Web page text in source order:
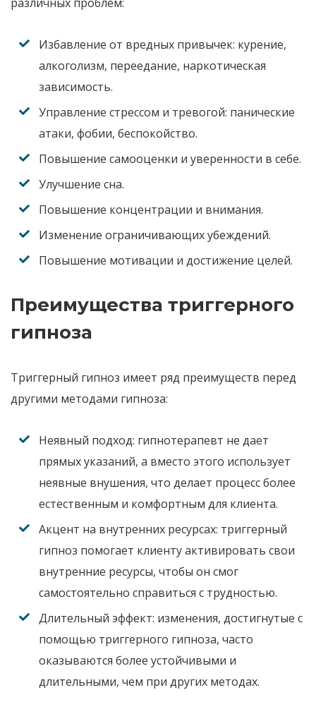
Избавление от вредных привычек: курение,
алкоголизм, переедание, наркотическая
зависимость.
Управление стрессом и тревогой: панические
атаки, фобии, беспокойство.
Повышение самооценки и уверенности в себе.
Улучшение сна.
Повышение концентрации и внимания.
Изменение ограничивающих убеждений.
Повышение мотивации и достижение целей.
Преимущества триггерного
гипноза
Триггерный гипноз имеет ряд преимуществ перед
другими методами гипноза:
Неявный подход: гипнотерапевт не дает
прямых указаний, а вместо этого использует
неявные внушения, что делает процесс более
естественным и комфортным для клиента.
Акцент на внутренних ресурсах: триггерный
гипноз помогает клиенту активировать свои
внутренние ресурсы, чтобы он смог
самостоятельно справиться с трудностью.
Длительный эффект: изменения, достигнутые с
помощью триггерного гипноза, часто
оказываются более устойчивыми и
длительными, чем при других методах.